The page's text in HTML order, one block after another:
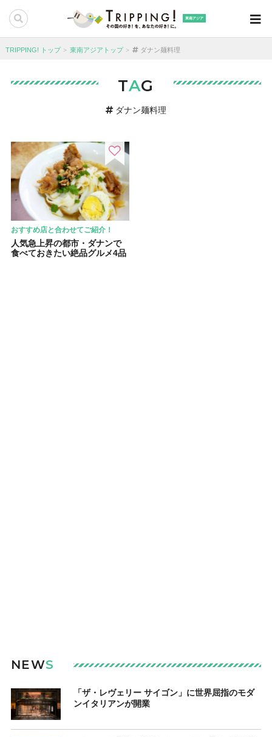
東南アジア
TRIPPING! トップ 東南アジアトップ ダナン麺料理
TAG
ダナン麺料理
おすすめ店と合わせてご紹介！
人気急上昇の都市・ダナンで
食べておきたい絶品グルメ4品
NEWS
「ザ・レヴェリー サイゴン」に世界屈指のモダ
ンイタリアンが開業